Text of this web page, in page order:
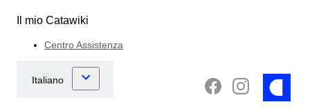
Il mio Catawiki
Centro Assistenza